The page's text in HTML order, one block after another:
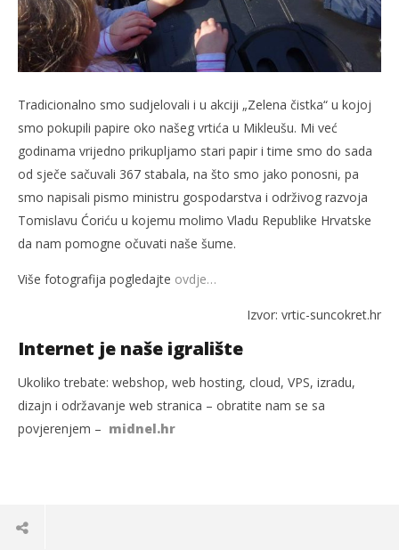
Tradicionalno smo sudjelovali i u akciji „Zelena čistka“ u kojoj
smo pokupili papire oko našeg vrtića u Mikleušu. Mi već
godinama vrijedno prikupljamo stari papir i time smo do sada
od sječe sačuvali 367 stabala, na što smo jako ponosni, pa
smo napisali pismo ministru gospodarstva i održivog razvoja
Tomislavu Ćoriću u kojemu molimo Vladu Republike Hrvatske
da nam pomogne očuvati naše šume.
Više fotografija pogledajte ovdje…
Izvor: vrtic-suncokret.hr
Internet je naše igralište
Ukoliko trebate: webshop, web hosting, cloud, VPS, izradu,
dizajn i održavanje web stranica – obratite nam se sa
povjerenjem – midnel.hr